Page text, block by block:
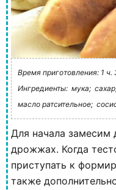
Время приготовления: 1 ч.
Ингредиенты: мука;
масло ратсительное;
Для начала замесим
дрожжах. Когда
приступать к
также